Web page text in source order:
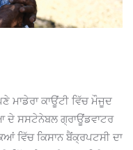
ਮਾਡੇਰਾ ਕਾਊਂਟੀ ਵਿੱਚ ਮੌਜੂਦ
ਦੇ ਸਸਟੇਨੇਬਲ ਗ੍ਰਾਊਂਡਵਾਟਰ
ਵਿੱਚ ਕਿਸਾਨ ਬੈਂਕ੍ਰਪਟਸੀ ਦਾ